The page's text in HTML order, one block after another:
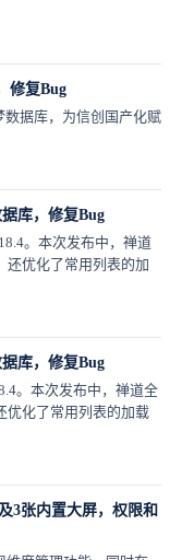
修复Bug
据库，为信创国产化赋
库，修复Bug
。本次发布中，禅道
还优化了常用列表的加
库，修复Bug
。本次发布中，禅道全
优化了常用列表的加载
3张内置大屏，权限和